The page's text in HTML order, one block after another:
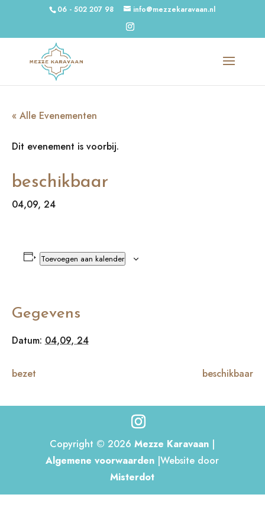
06 - 502 207 98 info@mezzekaravaan.nl
« Alle Evenementen
Dit evenement is voorbij.
beschikbaar
04,09, 24
Toevoegen aan kalender
Gegevens
Datum: 04,09, 24
bezet beschikbaar
Copyright © 2026Mezze Karavaan |
Algemene voorwaarden |Website door
Misterdot